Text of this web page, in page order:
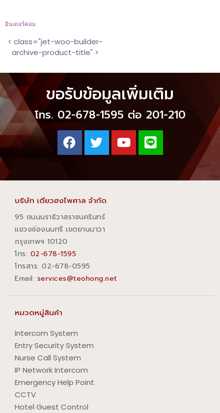
อินเตอร์คอม
< class="jet-woo-builder-
archive-product-title" >
ขอรับข้อมูลเพิ่มเติม
โทร. 02-678-1595 ต่อ 201-210
บริษัท เตียวฮงไพศาล จำกัด
95 ถนนนราธิวาสราชนครินทร์
แขวงช่องนนทรี เขตยานนาวา
กรุงเทพฯ 10120
โทร: 02-678-1595
โทรสาร:​ 02-678-0595
Email: services@teohong.net
หมวดหมู่สินค้า
Intercom System
Entry Security System
Nurse Call System
IP Network Intercom
Emergency Help Point
CCTV
Hotel Guest Control